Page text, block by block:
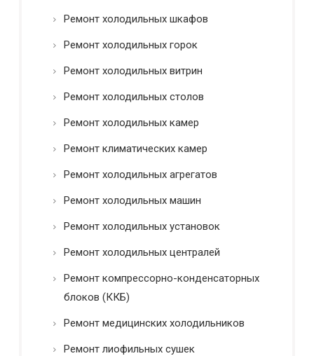
Ремонт холодильных шкафов
Ремонт холодильных горок
Ремонт холодильных витрин
Ремонт холодильных столов
Ремонт холодильных камер
Ремонт климатических камер
Ремонт холодильных агрегатов
Ремонт холодильных машин
Ремонт холодильных установок
Ремонт холодильных централей
Ремонт компрессорно-конденсаторных
блоков (ККБ)
Ремонт медицинских холодильников
Ремонт лиофильных сушек